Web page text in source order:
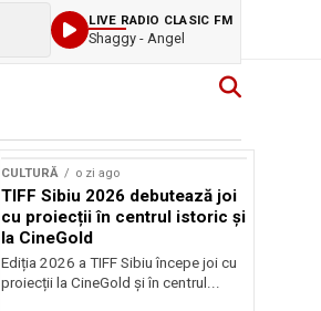
LIVE RADIO CLASIC FM
Shaggy - Angel
CULTURĂ o zi ago
TIFF Sibiu 2026 debutează joi
cu proiecții în centrul istoric și
la CineGold
Ediția 2026 a TIFF Sibiu începe joi cu
proiecții la CineGold și în centrul...